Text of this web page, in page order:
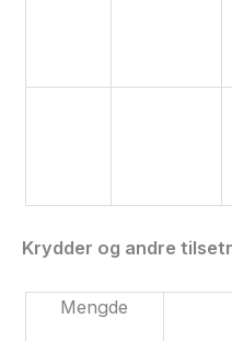
Krydder og andre
Mengde